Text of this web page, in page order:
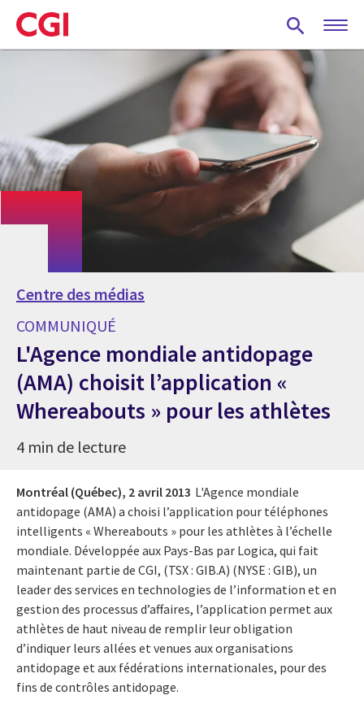
Skip
to
main
Centre des médias
COMMUNIQUÉ
L'Agence mondiale antidopage
(AMA) choisit l’application «
Whereabouts » pour les athlètes
4 min de lecture
Montréal (Québec), 2 avril 2013 L'Agence mondiale
antidopage (AMA) a choisi l’application pour téléphones
intelligents « Whereabouts » pour les athlètes à l’échelle
mondiale. Développée aux Pays-Bas par Logica, qui fait
maintenant partie de CGI, (TSX : GIB.A) (NYSE : GIB), un
leader des services en technologies de l’information et en
gestion des processus d’affaires, l’application permet aux
athlètes de haut niveau de remplir leur obligation
d’indiquer leurs allées et venues aux organisations
antidopage et aux fédérations internationales, pour des
fins de contrôles antidopage.